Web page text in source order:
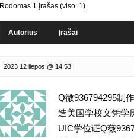
Rodomas 1 įrašas (viso: 1)
Autorius Įrašai
2023 12 liepos @ 14:53
Q微936794295制
造美国学校文凭学
UIC学位证Q薇